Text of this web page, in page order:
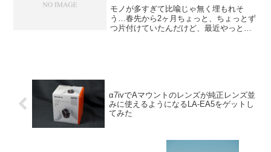
モノが多すぎて比喩じゃ無く埋もれそ
う…春先から2ヶ月ちょっと、ちょっとず
つ片付けていたんだけど、最近やっと折
α7ivでAマウントのレンズが純正レンズ並
みに使えるようになるLA-EA5をゲットし
てみた